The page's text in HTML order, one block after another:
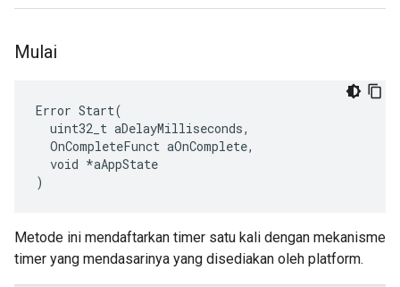
Mulai
Error Start(
  uint32_t aDelayMilliseconds,
  OnCompleteFunct aOnComplete,
  void *aAppState
)
Metode ini mendaftarkan timer satu kali dengan mekanisme
timer yang mendasarinya yang disediakan oleh platform.